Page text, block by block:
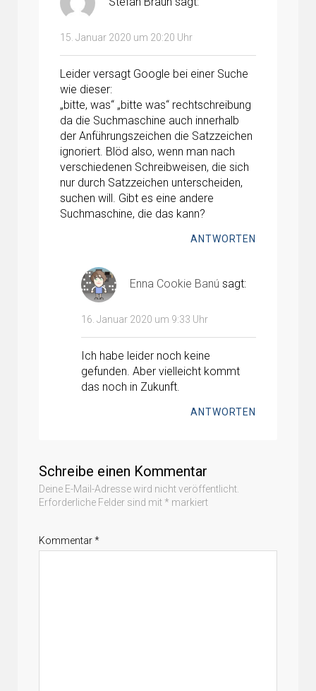
15. Januar 2020 um 20:20 Uhr
Leider versagt Google bei einer Suche
wie dieser:
„bitte, was“ „bitte was“ rechtschreibung
da die Suchmaschine auch innerhalb
der Anführungszeichen die Satzzeichen
ignoriert. Blöd also, wenn man nach
verschiedenen Schreibweisen, die sich
nur durch Satzzeichen unterscheiden,
suchen will. Gibt es eine andere
Suchmaschine, die das kann?
ANTWORTEN
Enna Cookie Banú sagt:
16. Januar 2020 um 9:33 Uhr
Ich habe leider noch keine
gefunden. Aber vielleicht kommt
das noch in Zukunft.
ANTWORTEN
Schreibe einen Kommentar
Deine E-Mail-Adresse wird nicht veröffentlicht.
Erforderliche Felder sind mit * markiert
Kommentar*